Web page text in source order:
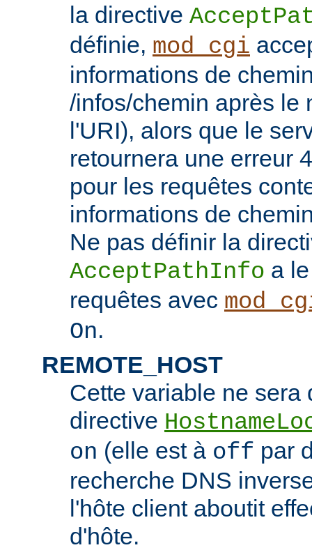
la directive
définie, mod_cgi
informations de
/infos/chemin après le
l'URI), alors que le
retournera une erreur
pour les requêtes
informations de
Ne pas définir la
AcceptPathInfo a
requêtes avec
On.
REMOTE_HOST
Cette variable ne sera
directive
on (elle est à off par
recherche DNS
l'hôte client aboutit
d'hôte.